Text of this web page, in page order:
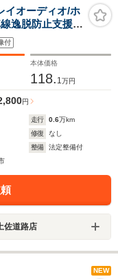
LED
ドラレ
オートブレー
ド LEDヘッ
トキー
オーディオ/ホ
逸脱防止支援シ
横滑り防止装
付
本体価格
118. 1万円
円
走行 0.6万km
修復
なし
整備
法定整備付
佐道路店
NEW